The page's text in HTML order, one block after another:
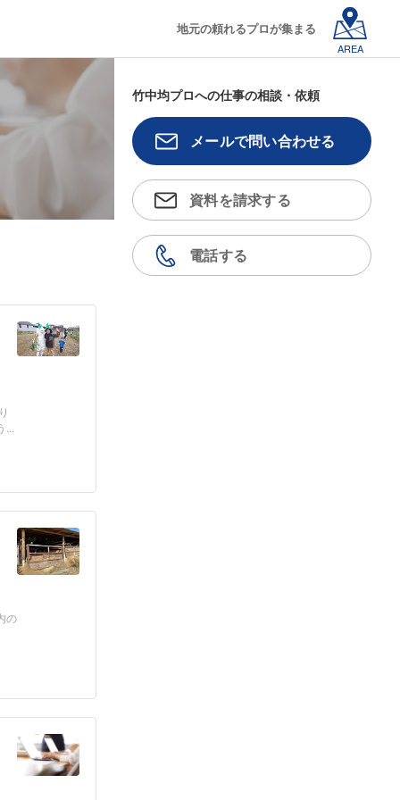
地元の頼れるプロが集まる
AREA
の
竹中均プロへの仕事の相談・依頼
メールで問い合わせる
資料を請求する
電話する